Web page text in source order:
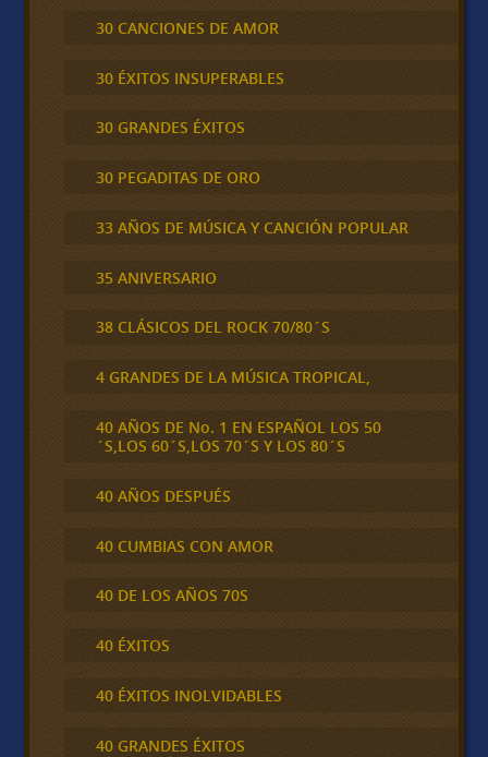
30 CANCIONES DE AMOR
30 ÉXITOS INSUPERABLES
30 GRANDES ÉXITOS
30 PEGADITAS DE ORO
33 AÑOS DE MÚSICA Y CANCIÓN POPULAR
35 ANIVERSARIO
38 CLÁSICOS DEL ROCK 70/80´S
4 GRANDES DE LA MÚSICA TROPICAL,
40 AÑOS DE No. 1 EN ESPAÑOL LOS 50
´S,LOS 60´S,LOS 70´S Y LOS 80´S
40 AÑOS DESPUÉS
40 CUMBIAS CON AMOR
40 DE LOS AÑOS 70S
40 ÉXITOS
40 ÉXITOS INOLVIDABLES
40 GRANDES ÉXITOS